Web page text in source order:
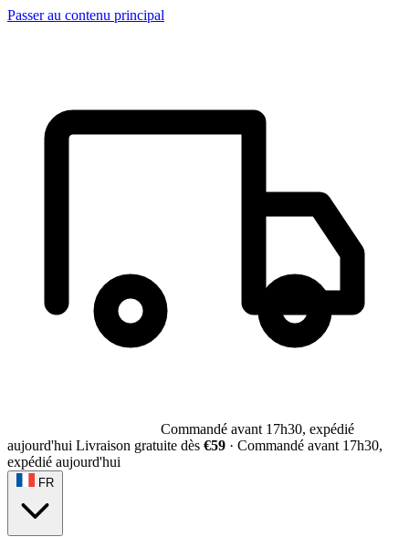
Passer au contenu principal
Commandé avant 17h30, expédié
aujourd'hui Livraison gratuite dès €59 · Commandé avant 17h30,
expédié aujourd'hui
FR